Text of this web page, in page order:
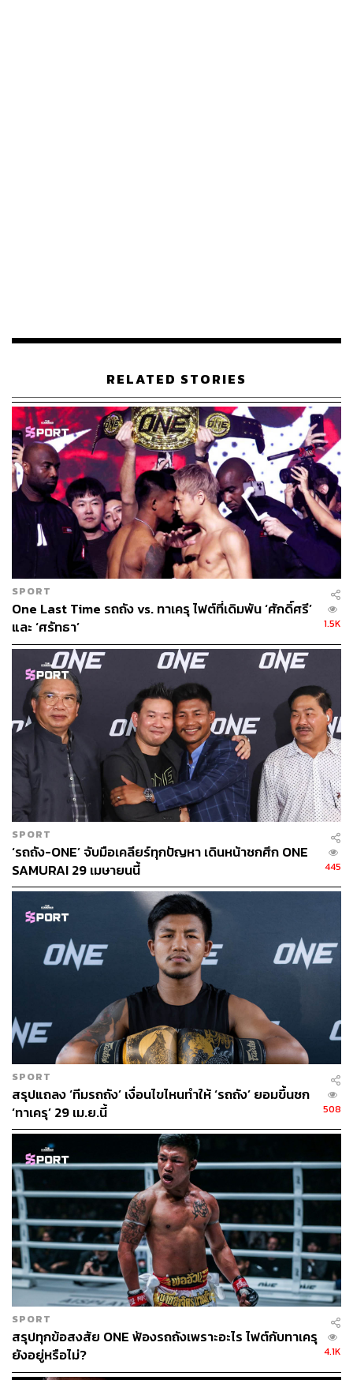
RELATED STORIES
SPORT
One Last Time รถถัง vs. ทาเครุ ไฟต์ที่เดิมพัน ‘ศักดิ์ศรี’
และ ‘ศรัทธา’
1.5K
SPORT
‘รถถัง-ONE’ จับมือเคลียร์ทุกปัญหา เดินหน้าชกศึก ONE
SAMURAI 29 เมษายนนี้
445
SPORT
สรุปแถลง ‘ทีมรถถัง’ เงื่อนไขไหนทำให้ ‘รถถัง’ ยอมขึ้นชก
‘ทาเครุ’ 29 เม.ย.นี้
508
SPORT
สรุปทุกข้อสงสัย ONE ฟ้องรถถังเพราะอะไร ไฟต์กับทาเครุ
ยังอยู่หรือไม่?
4.1K